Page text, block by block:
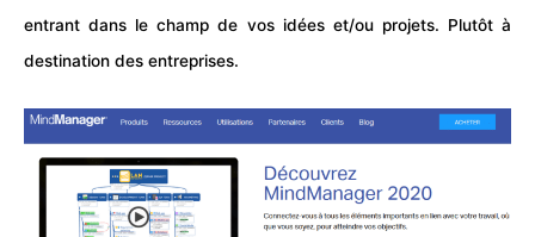
entrant dans le champ de vos idées et/ou projets. Plutôt à
destination des entreprises.